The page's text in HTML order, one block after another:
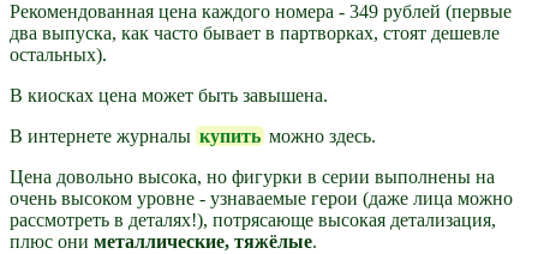
Рекомендованная цена каждого номера - 349 рублей (первые
два выпуска, как часто бывает в партворках, стоят дешевле
остальных).
В киосках цена может быть завышена.
В интернете журналы купить можно здесь.
Цена довольно высока, но фигурки в серии выполнены на
очень высоком уровне - узнаваемые герои (даже лица можно
рассмотреть в деталях!), потрясающе высокая детализация,
плюс они металлические, тяжёлые.